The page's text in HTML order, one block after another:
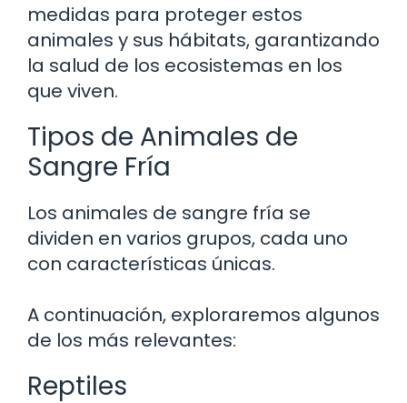
medidas para proteger estos
animales y sus hábitats, garantizando
la salud de los ecosistemas en los
que viven.
Tipos de Animales de
Sangre Fría
Los animales de sangre fría se
dividen en varios grupos, cada uno
con características únicas.
A continuación, exploraremos algunos
de los más relevantes:
Reptiles